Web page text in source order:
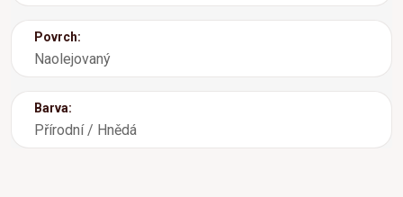
Povrch:
Naolejovaný
Barva:
Přírodní / Hnědá